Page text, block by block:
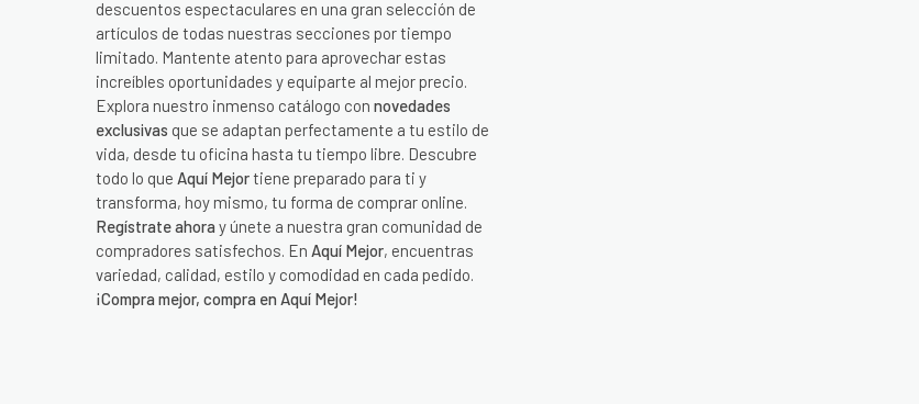
descuentos espectaculares en una gran selección de
artículos de todas nuestras secciones por tiempo
limitado. Mantente atento para aprovechar estas
increíbles oportunidades y equiparte al mejor precio.
Explora nuestro inmenso catálogo con novedades
exclusivas que se adaptan perfectamente a tu estilo de
vida, desde tu oficina hasta tu tiempo libre. Descubre
todo lo que Aquí Mejortiene preparado para ti y
transforma, hoy mismo, tu forma de comprar online.
Regístrate ahora y únete a nuestra gran comunidad de
compradores satisfechos. En Aquí Mejor, encuentras
variedad, calidad, estilo y comodidad en cada pedido.
¡Compra mejor, compra en Aquí Mejor!